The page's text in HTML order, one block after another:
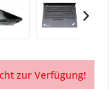
zur Verfügung!